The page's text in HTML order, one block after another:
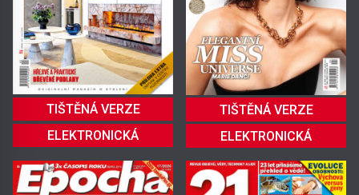
TIŠTĚNÁ VERZE
ELEKTRONICKÁ
TIŠTĚNÁ VERZE
ELEKTRONICKÁ